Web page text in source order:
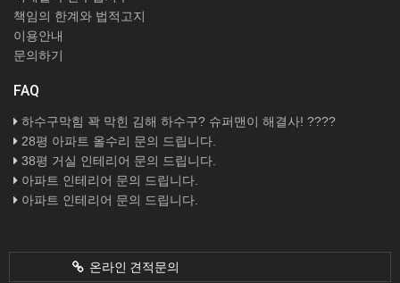
책임의 한계와 법적고지
이용안내
문의하기
FAQ
하수구막힘 꽉 막힌 김해 하수구? 슈퍼맨이 해결사! ????
28평 아파트 올수리 문의 드립니다.
38평 거실 인테리어 문의 드립니다.
아파트 인테리어 문의 드립니다.
아파트 인테리어 문의 드립니다.
온라인 견적문의